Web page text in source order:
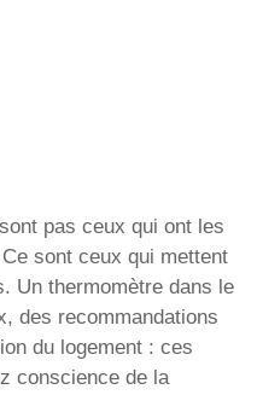
pas ceux qui ont les
sont ceux qui mettent
Un thermomètre dans le
des recommandations
du logement : ces
conscience de la